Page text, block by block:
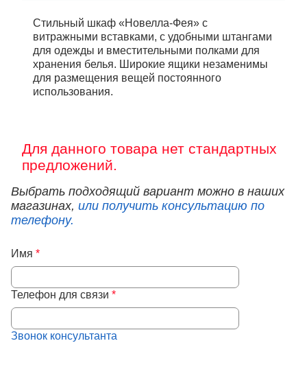
Стильный шкаф «Новелла-Фея» с
витражными вставками, с удобными штангами
для одежды и вместительными полками для
хранения белья. Широкие ящики незаменимы
для размещения вещей постоянного
использования.
Для данного товара нет стандартных
предложений.
Выбрать подходящий вариант можно в наших
магазинах, или получить консультацию по
телефону.
Имя *
Телефон для связи *
Звонок консультанта